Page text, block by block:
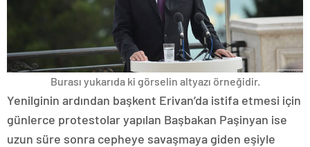
Burası yukarıda ki görselin altyazı örneğidir.
Yenilginin ardından başkent Erivan’da istifa etmesi için
günlerce protestolar yapılan Başbakan Paşinyan ise
uzun süre sonra cepheye savaşmaya giden eşiyle